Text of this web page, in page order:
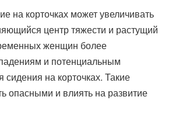
на корточках может увеличивать
центр тяжести и растущий
женщин более
и потенциальным
на корточках. Такие
опасными и влиять на развитие